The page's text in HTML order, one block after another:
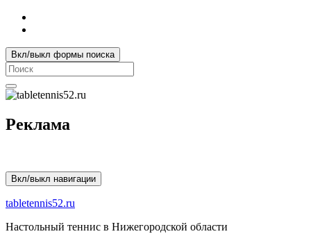
Вкл/выкл формы поиска
Search
for:
Реклама
Вкл/выкл навигации
tabletennis52.ru
Настольный теннис в Нижегородской области